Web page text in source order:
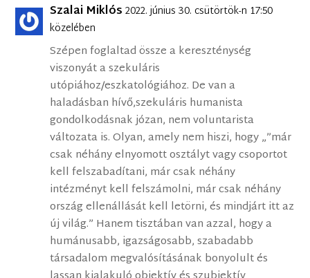
Szalai Miklós 2022. június 30. csütörtök-n 17:50
közelében
Szépen foglaltad össze a kereszténység
viszonyát a szekuláris
utópiához/eszkatológiához. De van a
haladásban hívő,szekuláris humanista
gondolkodásnak józan, nem voluntarista
változata is. Olyan, amely nem hiszi, hogy „”már
csak néhány elnyomott osztályt vagy csoportot
kell felszabadítani, már csak néhány
intézményt kell felszámolni, már csak néhány
ország ellenállását kell letörni, és mindjárt itt az
új világ.” Hanem tisztában van azzal, hogy a
humánusabb, igazságosabb, szabadabb
társadalom megvalósításának bonyolult és